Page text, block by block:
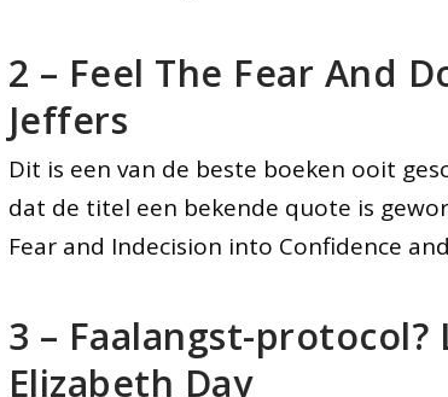
2 – Feel The Fear And
Jeffers
Dit is een van de beste boeken ooit
dat de titel een bekende quote is
Fear and Indecision into Confidence
3 – Faalangst-protocol?
Elizabeth Day